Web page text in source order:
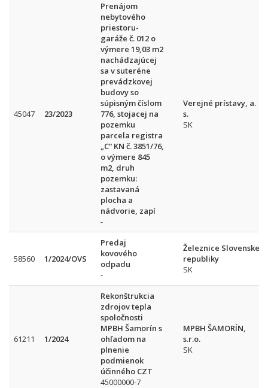
45047 23/2023
Prenájom
nebytového
priestoru-
garáže č. 012 o
výmere 19,03 m2
nachádzajúcej
sa v suteréne
prevádzkovej
budovy so
súpisným číslom
776, stojacej na
pozemku
parcela registra
„C“ KN č. 3851/76,
o výmere 845
m2, druh
pozemku:
zastavaná
plocha a
nádvorie, zapí
-
Verejné prístavy, a.
s.
SK
58560 1/2024/OVS
Predaj
kovového
odpadu
-
Železnice Slovenskej
republiky
SK
61211 1/2024
Rekonštrukcia
zdrojov tepla
spoločnosti
MPBH Šamorín s
ohľadom na
plnenie
podmienok
účinného CZT
45000000-7
MPBH ŠAMORÍN,
s.r.o.
SK